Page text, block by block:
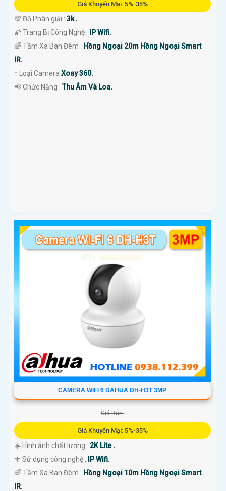
Giá Khuyến Mại: 5%-35%
💯 Độ Phân giải : 3k .
🌠 Trang Bị Công Nghệ :
IP Wifi.
🌈 Tầm Xa Ban Đêm : Hồng Ngoại 20m Hồng Ngoại Smart
IR.
↕️ Loại Camera Xoay 360.
️📢 Chức Năng :Thu Âm Và Loa.
CAMERA WIFI 6 DAHUA DH-H3T 3MP
Giá Bán:
Giá Khuyến Mại: 5%-35%
☀️ Hình ảnh chất lượng : 2K Lite .
⚜️ Sử dụng công nghệ : IP Wifi.
🌈 Tầm Xa Ban Đêm : Hồng Ngoại 10m Hồng Ngoại Smart
IR.